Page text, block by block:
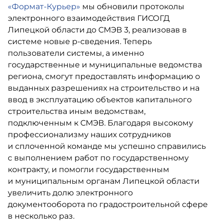
«Формат-Курьер» мы обновили протоколы
электронного взаимодействия ГИСОГД
Липецкой области до СМЭВ 3, реализовав в
системе новые р-сведения. Теперь
пользователи системы, а именно
государственные и муниципальные ведомства
региона, смогут предоставлять информацию о
выданных разрешениях на строительство и на
ввод в эксплуатацию объектов капитального
строительства иным ведомствам,
подключенным к СМЭВ. Благодаря высокому
профессионализму наших сотрудников
и сплоченной команде мы успешно справились
с выполнением работ по государственному
контракту, и помогли государственным
и муниципальным органам Липецкой области
увеличить долю электронного
документооборота по градостроительной сфере
в несколько раз.